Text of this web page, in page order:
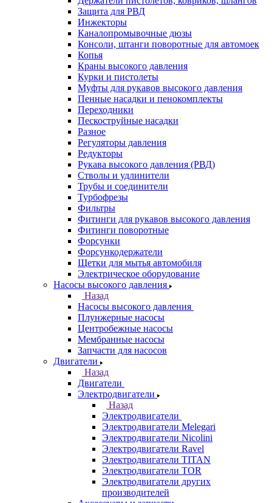
Защита для РВД
Инжекторы
Каналопромывочные дюзы
Консоли, штанги поворотные для автомоек
Копья
Краны высокого давления
Курки и пистолеты
Муфты для рукавов высокого давления
Пенные насадки и пенокомплекты
Переходники
Пескоструйные насадки
Разное
Регуляторы давления
Редукторы
Рукава высокого давления (РВД)
Стволы и удлинители
Трубы и соединители
Турбофрезы
Фильтры
Фитинги для рукавов высокого давления
Фитинги поворотные
Форсунки
Форсункодержатели
Щетки для мытья автомобиля
Электрическое оборудование
Насосы высокого давления
Назад
Насосы высокого давления
Плунжерные насосы
Центробежные насосы
Мембранные насосы
Запчасти для насосов
Двигатели
Назад
Двигатели
Электродвигатели
Назад
Электродвигатели
Электродвигатели Melegari
Электродвигатели Nicolini
Электродвигатели Ravel
Электродвигатели TITAN
Электродвигатели TOR
Электродвигатели других
производителей